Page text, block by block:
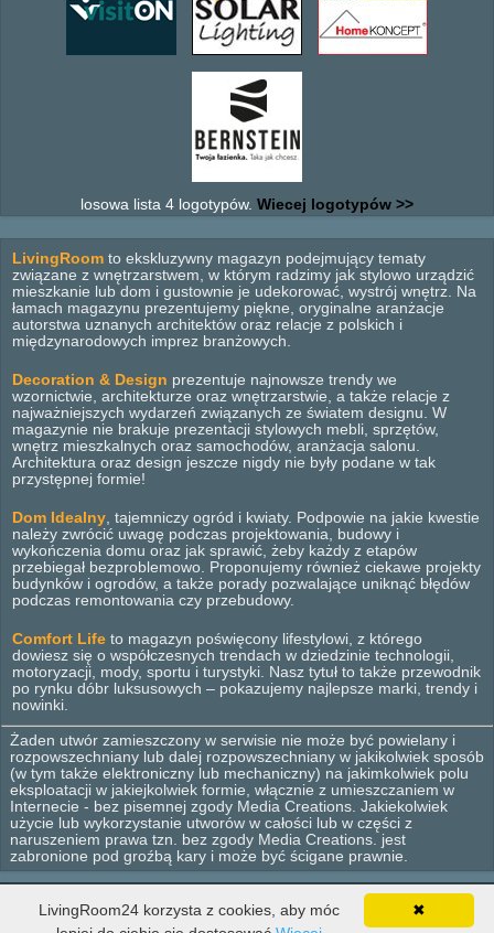
losowa lista 4 logotypów. Wiecej logotypów >>
LivingRoom to ekskluzywny magazyn podejmujący tematy
związane z wnętrzarstwem, w którym radzimy jak stylowo urządzić
mieszkanie lub dom i gustownie je udekorować, wystrój wnętrz. Na
łamach magazynu prezentujemy piękne, oryginalne aranżacje
autorstwa uznanych architektów oraz relacje z polskich i
międzynarodowych imprez branżowych.
Decoration & Design prezentuje najnowsze trendy we
wzornictwie, architekturze oraz wnętrzarstwie, a także relacje z
najważniejszych wydarzeń związanych ze światem designu. W
magazynie nie brakuje prezentacji stylowych mebli, sprzętów,
wnętrz mieszkalnych oraz samochodów, aranżacja salonu.
Architektura oraz design jeszcze nigdy nie były podane w tak
przystępnej formie!
Dom Idealny , tajemniczy ogród i kwiaty. Podpowie na jakie kwestie
należy zwrócić uwagę podczas projektowania, budowy i
wykończenia domu oraz jak sprawić, żeby każdy z etapów
przebiegał bezproblemowo. Proponujemy również ciekawe projekty
budynków i ogrodów, a także porady pozwalające uniknąć błędów
podczas remontowania czy przebudowy.
Comfort Life to magazyn poświęcony lifestylowi, z którego
dowiesz się o współczesnych trendach w dziedzinie technologii,
motoryzacji, mody, sportu i turystyki. Nasz tytuł to także przewodnik
po rynku dóbr luksusowych – pokazujemy najlepsze marki, trendy i
nowinki.
Żaden utwór zamieszczony w serwisie nie może być powielany i
rozpowszechniany lub dalej rozpowszechniany w jakikolwiek sposób
(w tym także elektroniczny lub mechaniczny) na jakimkolwiek polu
eksploatacji w jakiejkolwiek formie, włącznie z umieszczaniem w
Internecie - bez pisemnej zgody Media Creations. Jakiekolwiek
użycie lub wykorzystanie utworów w całości lub w części z
naruszeniem prawa tzn. bez zgody Media Creations. jest
zabronione pod groźbą kary i może być ścigane prawnie.
© 2012 - 2026 Media Creations. Wszelkie prawa zastrzeżone.
✖
LivingRoom24 korzysta z cookies, aby móc